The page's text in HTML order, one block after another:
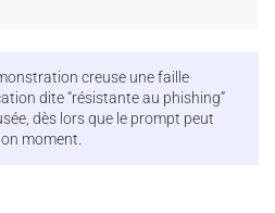
creuse une faille
dite “résistante au phishing”
dès lors que le prompt peut
moment.